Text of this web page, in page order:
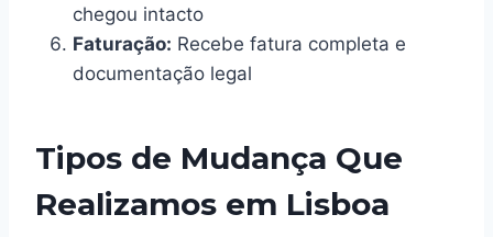
chegou intacto
Faturação: Recebe fatura completa e
documentação legal
Tipos de Mudança Que
Realizamos em Lisboa